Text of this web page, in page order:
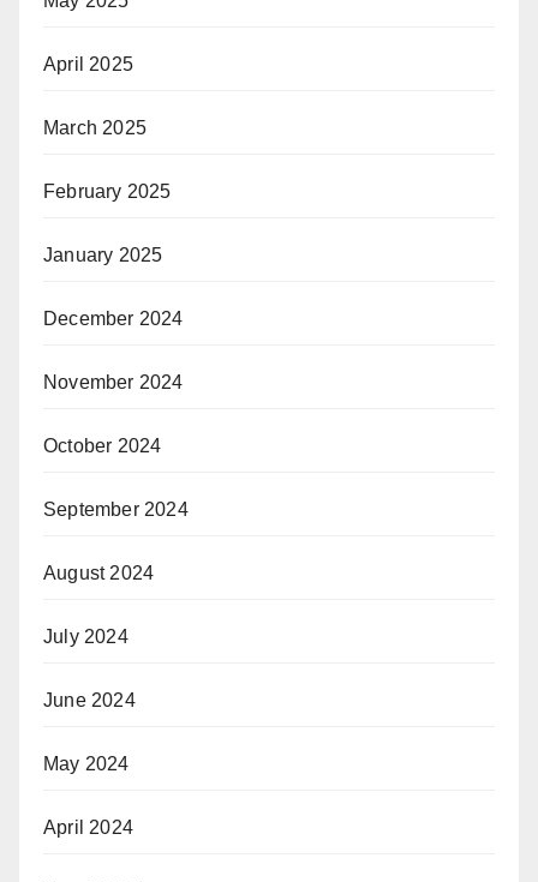
April 2025
March 2025
February 2025
January 2025
December 2024
November 2024
October 2024
September 2024
August 2024
July 2024
June 2024
May 2024
April 2024